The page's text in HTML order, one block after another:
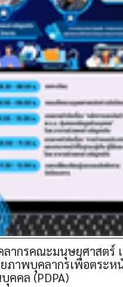
ากรคณะมนุษยศาสตร์ เ
าพบุคลากรเพื่อตระห
คคล (PDPA)